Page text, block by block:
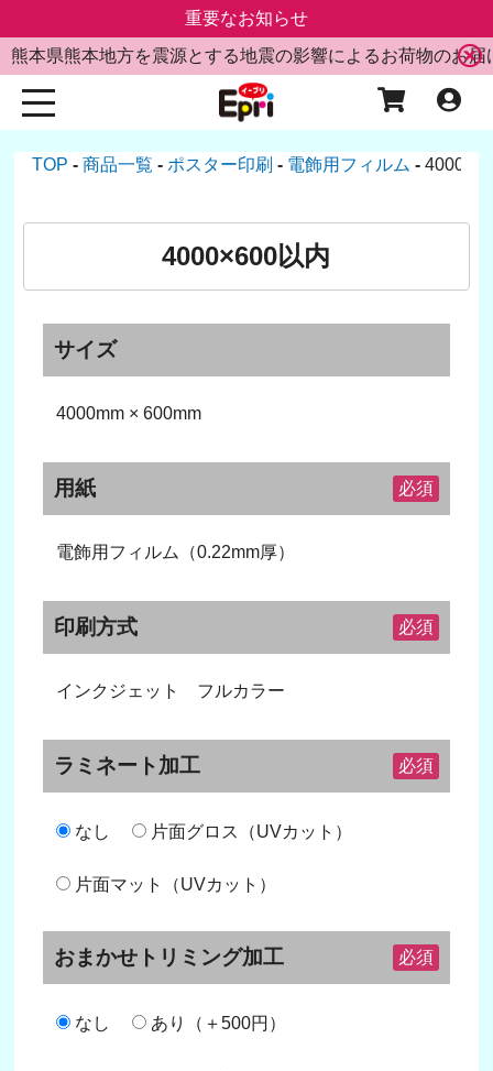
重要なお知らせ
熊本県熊本地方を震源とする地震の影響によるお荷物のお届
TOP 商品一覧 ポスター印刷 電飾用フィルム
4000×600以内
サイズ
4000mm × 600mm
用紙 必須
電飾用フィルム（0.22mm厚）
印刷方式 必須
インクジェット フルカラー
ラミネート加工 必須
なし 片面グロス（UVカット）
片面マット（UVカット）
おまかせトリミング加工 必須
なし あり（＋500円）